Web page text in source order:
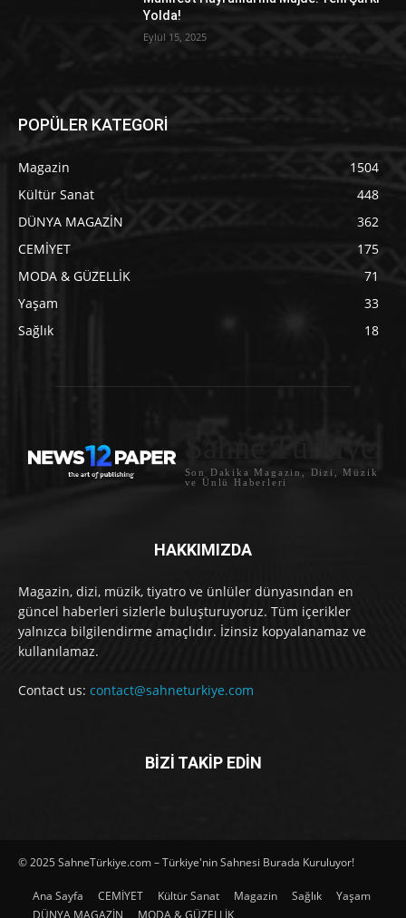
Yolda!
Eylül 15, 2025
POPÜLER KATEGORİ
Magazin
1504
Kültür Sanat
448
DÜNYA MAGAZİN
362
CEMİYET
175
MODA & GÜZELLİK
71
Yaşam
33
Sağlık
18
Sahne Türkiye
Son Dakika Magazin, Dizi, Müzik
ve Ünlü Haberleri
HAKKIMIZDA
Magazin, dizi, müzik, tiyatro ve ünlüler dünyasından en
güncel haberleri sizlerle buluşturuyoruz. Tüm içerikler
yalnızca bilgilendirme amaçlıdır. İzinsiz kopyalanamaz ve
kullanılamaz.
Contact us: contact@sahneturkiye.com
BİZİ TAKİP EDİN
© 2025 SahneTürkiye.com – Türkiye'nin Sahnesi Burada Kuruluyor!
Ana Sayfa CEMİYET Kültür Sanat Magazin Sağlık
Yaşam